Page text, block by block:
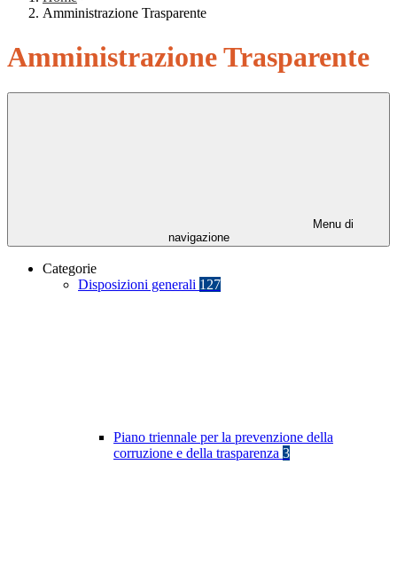
Amministrazione Trasparente
Amministrazione Trasparente
Menu di
navigazione
Categorie
Disposizioni generali 127
Piano triennale per la prevenzione della
corruzione e della trasparenza 3